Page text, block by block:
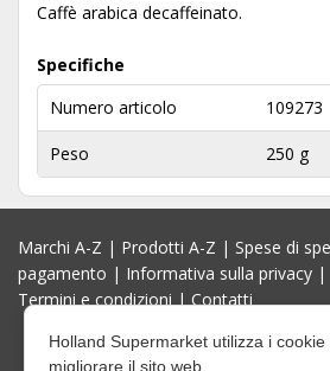
Caffè arabica decaffeinato.
Specifiche
Numero articolo
109273
Peso 250 g
Marchi A-Z | Prodotti A-Z | Spese di
pagamento | Informativa sulla privacy |
Termini e condizioni|Contatti
Holland Supermarket utilizza i
migliorare il sito web.